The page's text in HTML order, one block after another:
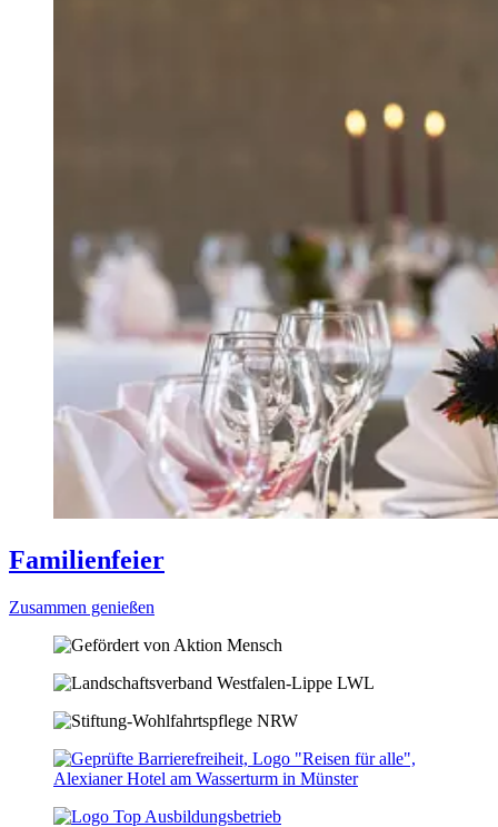
Familienfeier
Zusammen genießen